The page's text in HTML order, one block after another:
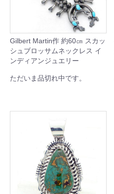
Gilbert Martin作 約60㎝ スカッ
シュブロッサムネックレス イ
ンディアンジュエリー
ただいま品切れ中です。